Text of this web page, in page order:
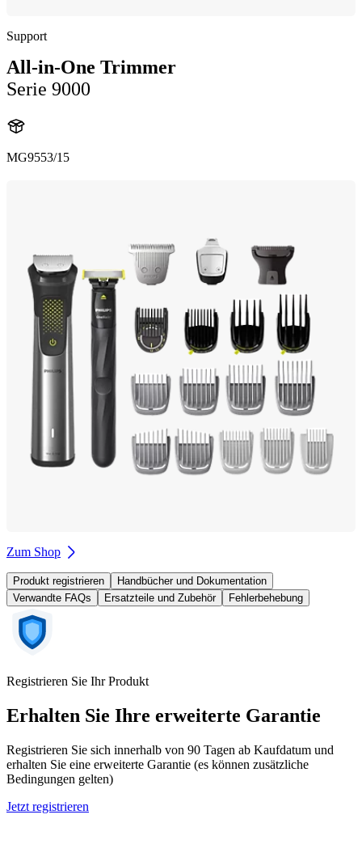
Support
All-in-One Trimmer
Serie 9000
MG9553/15
Zum Shop
Produkt registrieren
Handbücher und Dokumentation
Verwandte FAQs
Ersatzteile und Zubehör Fehlerbehebung
Registrieren Sie Ihr Produkt
Erhalten Sie Ihre erweiterte Garantie
Registrieren Sie sich innerhalb von 90 Tagen ab Kaufdatum und
erhalten Sie eine erweiterte Garantie (es können zusätzliche
Bedingungen gelten)
Jetzt registrieren